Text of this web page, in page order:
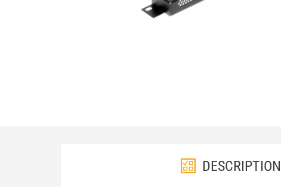
DESCRIPTION